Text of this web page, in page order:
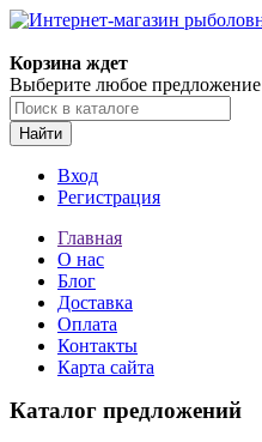
Корзина ждет
Выберите любое предложение
Найти
Вход
Регистрация
Главная
О нас
Блог
Доставка
Оплата
Контакты
Карта сайта
Каталог предложений